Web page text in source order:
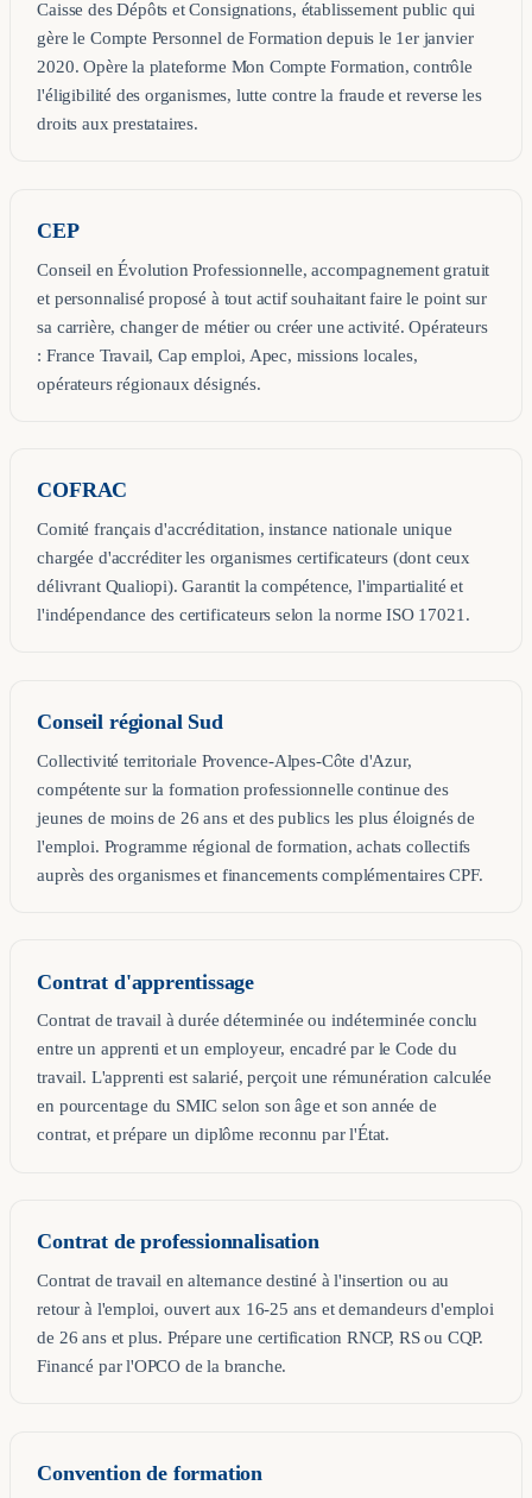
Caisse des Dépôts et Consignations, établissement public qui
gère le Compte Personnel de Formation depuis le 1er janvier
2020. Opère la plateforme Mon Compte Formation, contrôle
l'éligibilité des organismes, lutte contre la fraude et reverse les
droits aux prestataires.
CEP
Conseil en Évolution Professionnelle, accompagnement gratuit
et personnalisé proposé à tout actif souhaitant faire le point sur
sa carrière, changer de métier ou créer une activité. Opérateurs
: France Travail, Cap emploi, Apec, missions locales,
opérateurs régionaux désignés.
COFRAC
Comité français d'accréditation, instance nationale unique
chargée d'accréditer les organismes certificateurs (dont ceux
délivrant Qualiopi). Garantit la compétence, l'impartialité et
l'indépendance des certificateurs selon la norme ISO 17021.
Conseil régional Sud
Collectivité territoriale Provence-Alpes-Côte d'Azur,
compétente sur la formation professionnelle continue des
jeunes de moins de 26 ans et des publics les plus éloignés de
l'emploi. Programme régional de formation, achats collectifs
auprès des organismes et financements complémentaires CPF.
Contrat d'apprentissage
Contrat de travail à durée déterminée ou indéterminée conclu
entre un apprenti et un employeur, encadré par le Code du
travail. L'apprenti est salarié, perçoit une rémunération calculée
en pourcentage du SMIC selon son âge et son année de
contrat, et prépare un diplôme reconnu par l'État.
Contrat de professionnalisation
Contrat de travail en alternance destiné à l'insertion ou au
retour à l'emploi, ouvert aux 16-25 ans et demandeurs d'emploi
de 26 ans et plus. Prépare une certification RNCP, RS ou CQP.
Financé par l'OPCO de la branche.
Convention de formation